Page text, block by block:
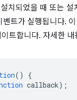
치되었을 때 또는
벤트가 실행됩니다.
트합니다. 자세한 내
()
{
callback);